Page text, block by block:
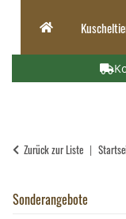
Zurück zur Liste
Sonderangebote